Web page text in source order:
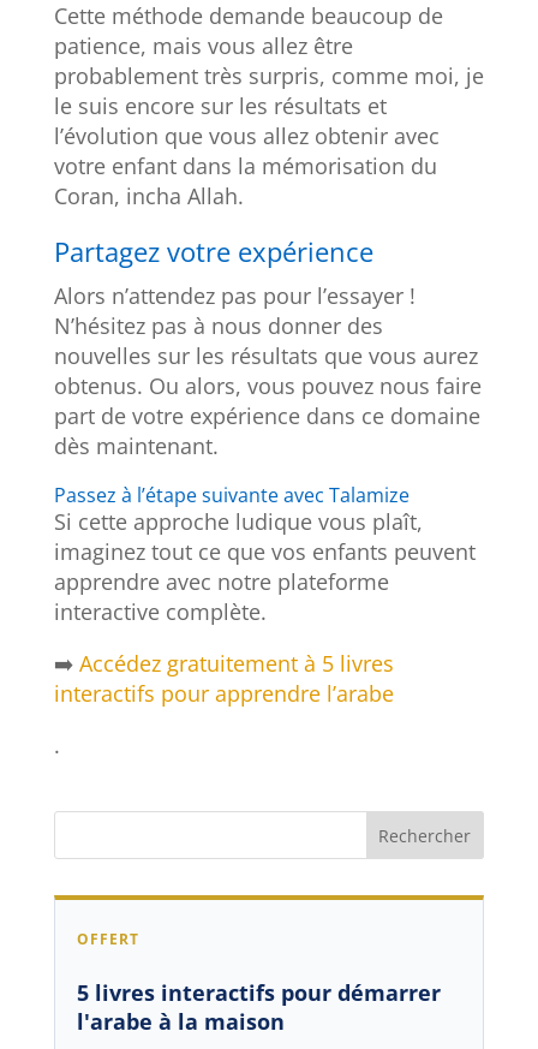
Cette méthode demande beaucoup de
patience, mais vous allez être
probablement très surpris, comme moi, je
le suis encore sur les résultats et
l’évolution que vous allez obtenir avec
votre enfant dans la mémorisation du
Coran, incha Allah.
Partagez votre expérience
Alors n’attendez pas pour l’essayer !
N’hésitez pas à nous donner des
nouvelles sur les résultats que vous aurez
obtenus. Ou alors, vous pouvez nous faire
part de votre expérience dans ce domaine
dès maintenant.
Passez à l’étape suivante avec Talamize
Si cette approche ludique vous plaît,
imaginez tout ce que vos enfants peuvent
apprendre avec notre plateforme
interactive complète.
➡️ Accédez gratuitement à 5 livres
interactifs pour apprendre l’arabe
.
OFFERT
5 livres interactifs pour démarrer
l'arabe à la maison